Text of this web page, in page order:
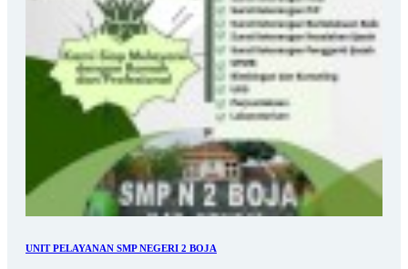
UNIT PELAYANAN SMP NEGERI 2 BOJA